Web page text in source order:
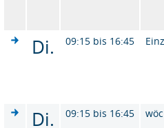
Di. 09:15 bis 16:45
Di. 09:15 bis 16:45